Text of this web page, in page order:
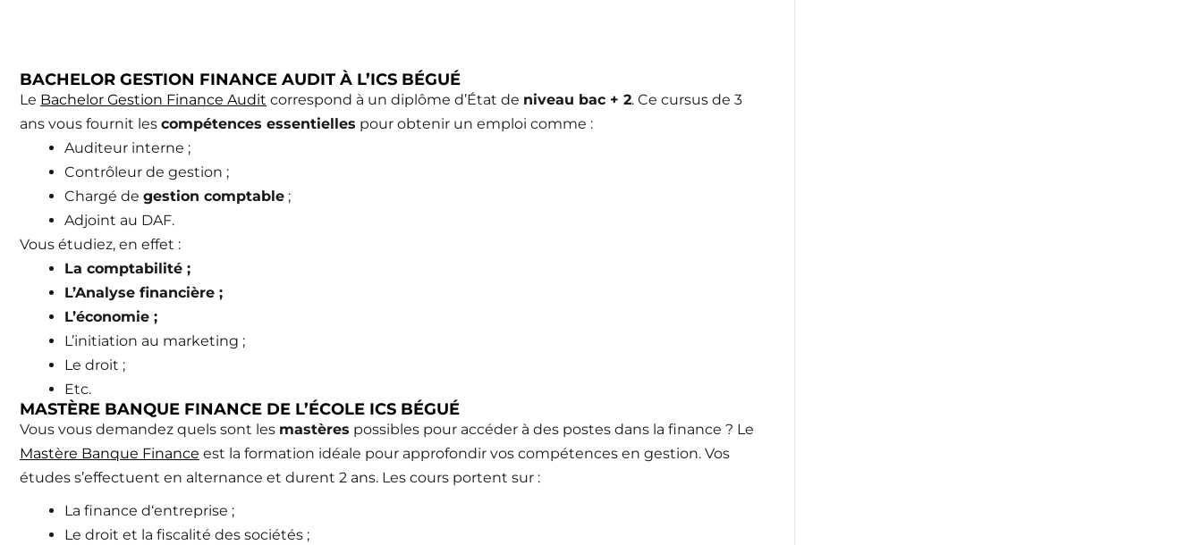
BACHELOR GESTION FINANCE AUDIT À L’ICS BÉGUÉ
Le Bachelor Gestion Finance Audit correspond à un diplôme d’État de niveau bac + 2. Ce cursus de 3
ans vous fournit les compétences essentielles pour obtenir un emploi comme :
Auditeur interne ;
Contrôleur de gestion ;
Chargé de gestion comptable ;
Adjoint au DAF.
Vous étudiez, en effet :
La comptabilité ;
L’Analyse financière ;
L’économie ;
L’initiation au marketing ;
Le droit ;
Etc.
MASTÈRE BANQUE FINANCE DE L’ÉCOLE ICS BÉGUÉ
Vous vous demandez quels sont les mastères possibles pour accéder à des postes dans la finance ? Le
Mastère Banque Finance est la formation idéale pour approfondir vos compétences en gestion. Vos
études s’effectuent en alternance et durent 2 ans. Les cours portent sur :
La finance d‘entreprise ;
Le droit et la fiscalité des sociétés ;